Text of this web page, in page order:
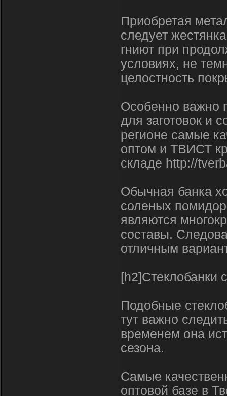
Приобретая
следует
гниют при
условиях, не
целостность
Особенно важно
для заготовок и
регионе самые
оптом и ТВИСТ
складе http://
Обычная банка
соленых
являются
составы.
отличным
[h2]Стеклобанки
Подобные
тут важно
временем она
сезона.
Самые
оптовой базе в